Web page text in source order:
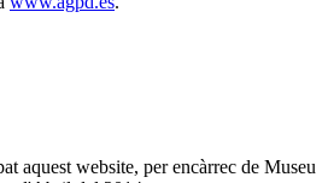
aquest website, per encàrrec de Museu